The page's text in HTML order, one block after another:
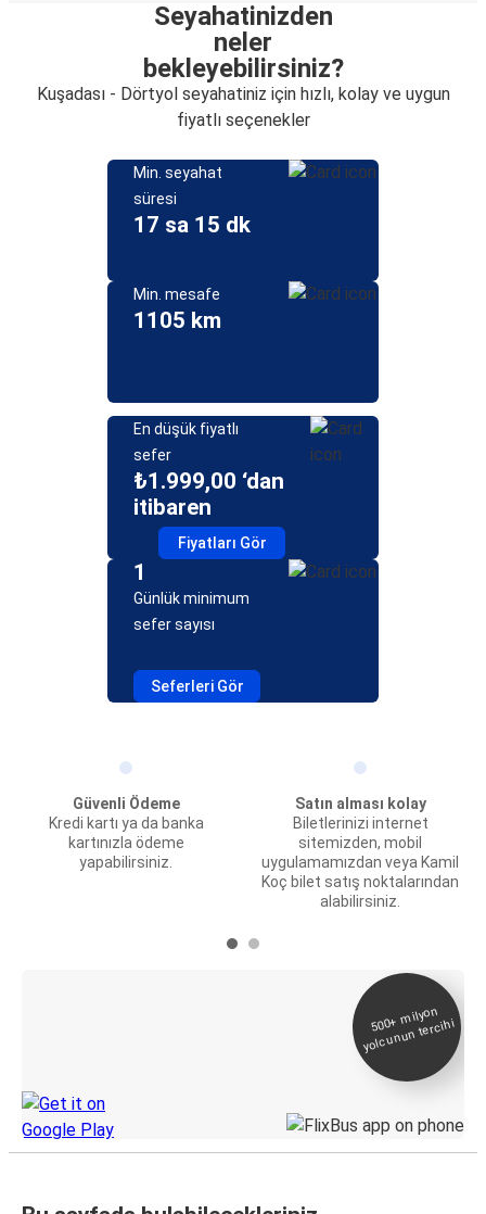
Seyahatinizden
neler
bekleyebilirsiniz?
Kuşadası - Dörtyol seyahatiniz için hızlı, kolay ve uygun
fiyatlı seçenekler
Min. seyahat
süresi
17 sa 15 dk
Min. mesafe
1105 km
En düşük fiyatlı
sefer
₺1.999,00 ‘dan
itibaren
Fiyatları Gör
1
Günlük minimum
sefer sayısı
Seferleri Gör
Güvenli Ödeme
Kredi kartı ya da banka
kartınızla ödeme
yapabilirsiniz.
Satın alması kolay
Biletlerinizi internet
sitemizden, mobil
uygulamamızdan veya Kamil
Koç bilet satış noktalarından
alabilirsiniz.
500+
milyon
yolcunun tercihi